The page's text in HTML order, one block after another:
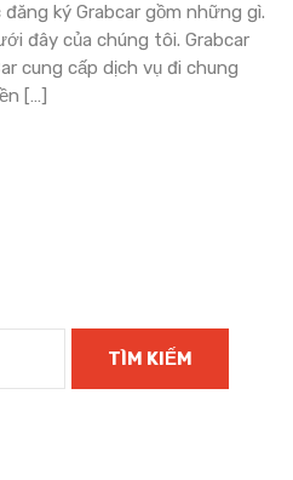
ký Grabcar gồm những gì.
đây của chúng tôi. Grabcar
cung cấp dịch vụ đi chung
[…]